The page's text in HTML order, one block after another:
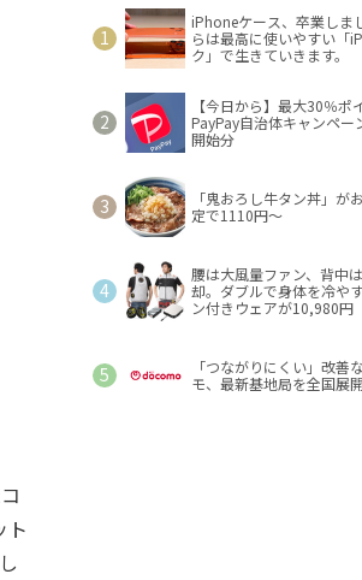
ト
iPhoneケース、卒業しま
らは最高に使いやすい「
ク」で生きていきます。
【今日から】最大30％ポ
PayPay自治体キャンペー
開始分
「鬼おろし牛タン丼」が
定で1110円～
腰は大風量ファン、背中
却。ダブルで身体を冷や
ン付きウェアが10,980円
「つながりにくい」改
モ、最新基地局を全国展